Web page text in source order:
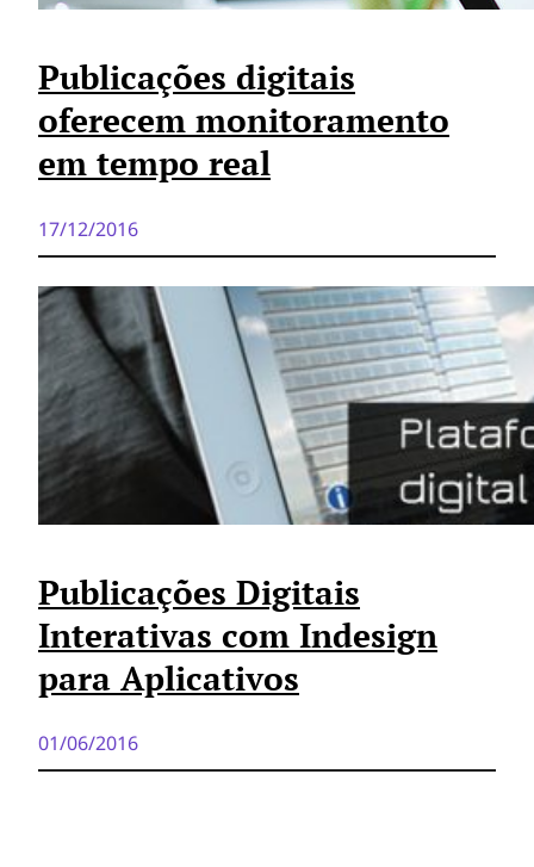
Publicações digitais
oferecem monitoramento
em tempo real
17/12/2016
Publicações Digitais
Interativas com Indesign
para Aplicativos
01/06/2016